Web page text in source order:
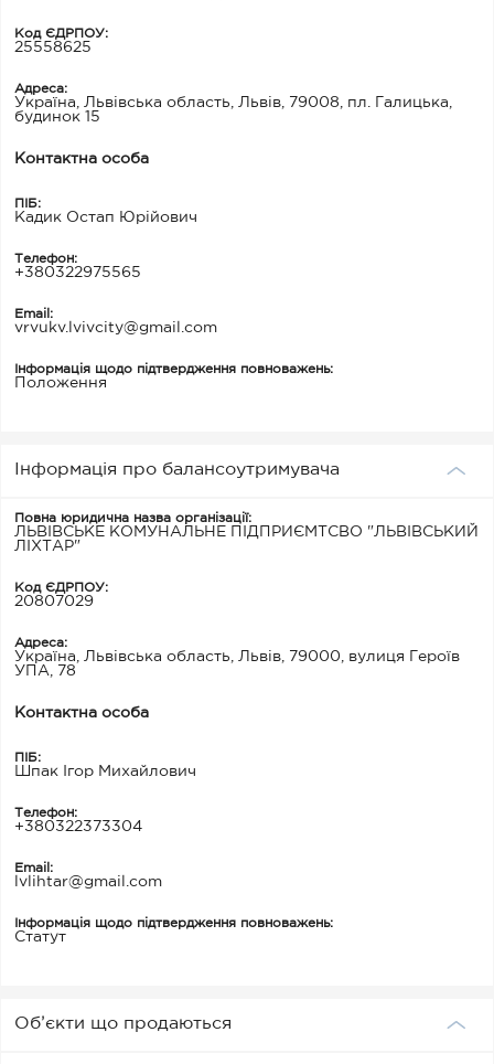
Код ЄДРПОУ:
25558625
Адреса:
Україна, Львівська область, Львів, 79008, пл. Галицька,
будинок 15
Контактна особа
ПІБ:
Кадик Остап Юрійович
Телефон:
+380322975565
Email:
vrvukv.lvivcity@gmail.com
Інформація щодо підтвердження повноважень:
Положення
Інформація про балансоутримувача
Повна юридична назва організації:
ЛЬВІВСЬКЕ КОМУНАЛЬНЕ ПІДПРИЄМТСВО "ЛЬВІВСЬКИЙ
ЛІХТАР"
Код ЄДРПОУ:
20807029
Адреса:
Україна, Львівська область, Львів, 79000, вулиця Героїв
УПА, 78
Контактна особа
ПІБ:
Шпак Ігор Михайлович
Телефон:
+380322373304
Email:
lvlihtar@gmail.com
Інформація щодо підтвердження повноважень:
Статут
Об’єкти що продаються